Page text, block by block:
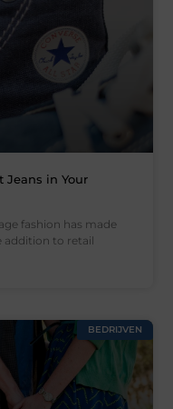
Jeans in Your
fashion has made
addition to retail
BEDRIJVEN